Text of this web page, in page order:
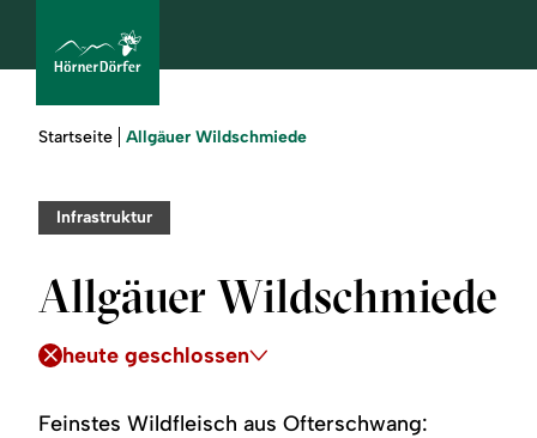
Urlaub
buchen
Sommer
Sie
Startseite Allgäuer Wildschmiede
Infrastruktur
Allgäuer Wildschmiede
heute geschlossen
Feinstes Wildfleisch aus Ofterschwang: